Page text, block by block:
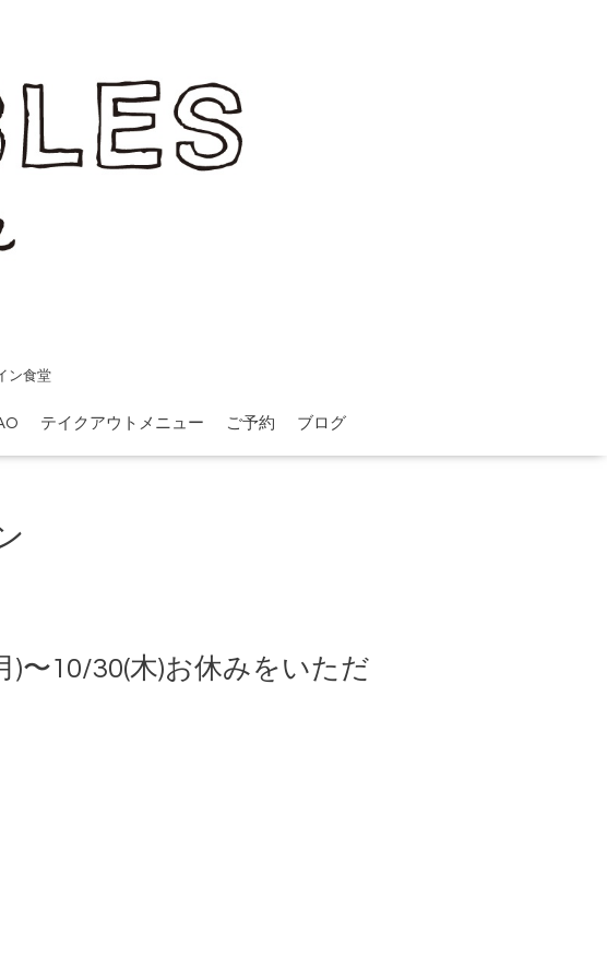
ン食堂
テイクアウトメニュー ご予約 ブログ
)〜10/30(木)お休みをいただ